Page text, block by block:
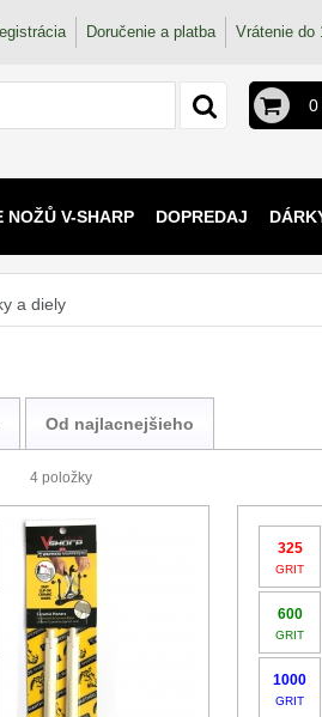
Doručenie a platba Vrátenie do
0
NOŽŮ V-SHARP DOPREDAJ
a diely
Od najlacnejšieho
4 položky
325
GRIT
600
GRIT
1000
GRIT